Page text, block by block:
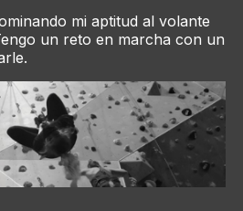
mi aptitud al volante
un reto en marcha con un